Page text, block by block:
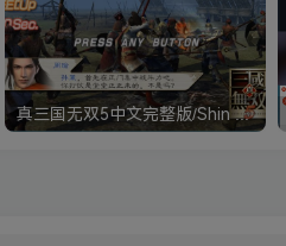
真三国无双5中文完整版/Shin Sangokumusou5